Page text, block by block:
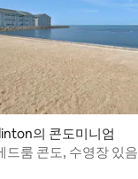
후기 337개
의 콘도미니엄
드룸 콘도, 수영장 있